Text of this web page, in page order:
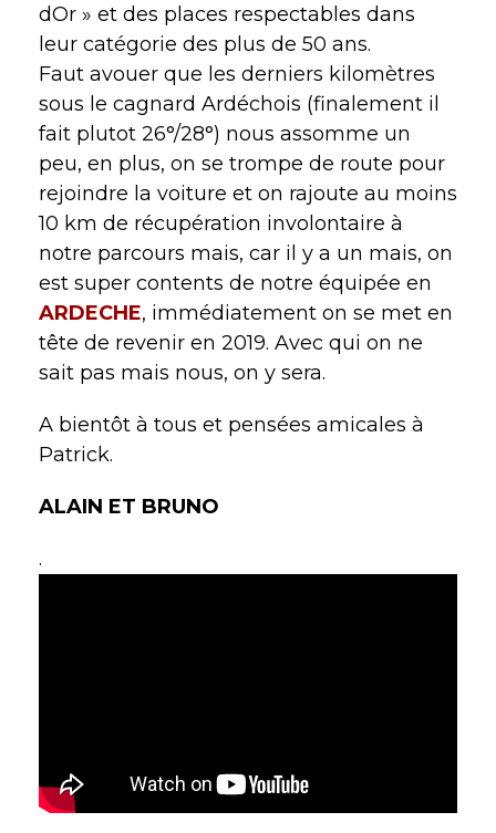
dOr » et des places respectables dans
leur catégorie des plus de 50 ans.
Faut avouer que les derniers kilomètres
sous le cagnard Ardéchois (finalement il
fait plutot 26°/28°) nous assomme un
peu, en plus, on se trompe de route pour
rejoindre la voiture et on rajoute au moins
10 km de récupération involontaire à
notre parcours mais, car il y a un mais, on
est super contents de notre équipée en
ARDECHE, immédiatement on se met en
tête de revenir en 2019. Avec qui on ne
sait pas mais nous, on y sera.
A bientôt à tous et pensées amicales à
Patrick.
ALAIN ET BRUNO
.